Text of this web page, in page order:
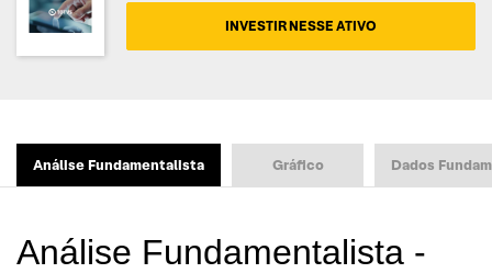
INVESTIR NESSE ATIVO
Análise Fundamentalista Gráfico Dados
Análise Fundamentalista -